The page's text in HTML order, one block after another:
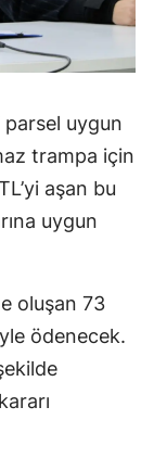
parsel uygun
trampa için
aşan bu
uygun
oluşan 73
ödenecek.